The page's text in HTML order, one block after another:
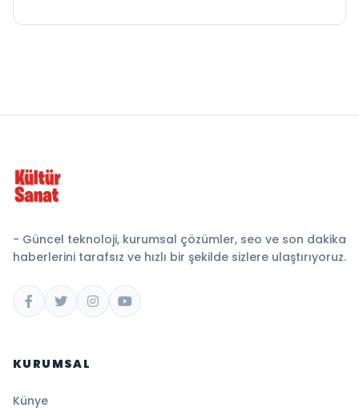
- Güncel teknoloji, kurumsal çözümler, seo ve son dakika
haberlerini tarafsız ve hızlı bir şekilde sizlere ulaştırıyoruz.
KURUMSAL
Künye